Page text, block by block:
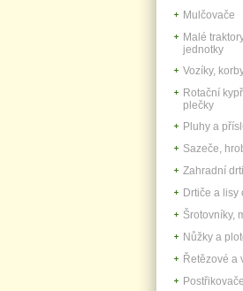
Mulčovače
Malé
jednotky
Vozíky,
Rotační
plečky
Pluhy a
Sazeče,
Zahradní
Drtiče a lisy
Šrotovníky,
Nůžky a
Řetězové a